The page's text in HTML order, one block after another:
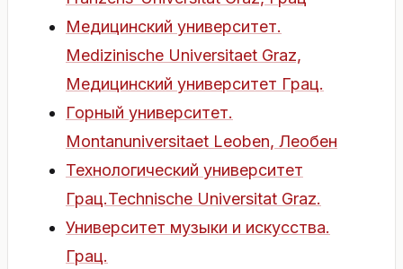
Медицинский университет.
Medizinische Universitaet Graz,
Медицинский университет Грац.
Горный университет.
Montanuniversitaet Leoben, Леобен
Технологический университет
Грац.Technische Universitat Graz.
Университет музыки и искусства.
Грац.